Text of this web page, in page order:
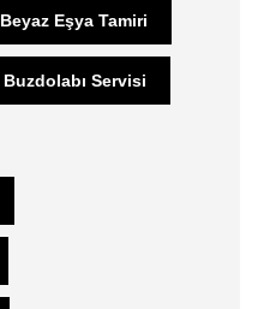
Beyaz Eşya Tamiri
Buzdolabı Servisi